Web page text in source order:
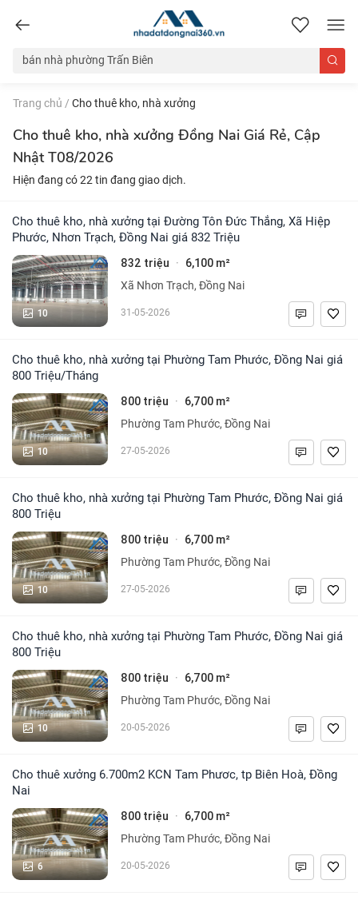
nhadatdongnai360.vn
Trang chủ / Cho thuê kho, nhà xưởng
Cho thuê kho, nhà xưởng Đồng Nai Giá Rẻ, Cập
Nhật T08/2026
Hiện đang có 22 tin đang giao dịch.
Cho thuê kho, nhà xưởng tại Đường Tôn Đức Thắng, Xã Hiệp
Phước, Nhơn Trạch, Đồng Nai giá 832 Triệu
10
832 triệu · 6,100 m²
Xã Nhơn Trạch, Đồng Nai
31-05-2026
Cho thuê kho, nhà xưởng tại Phường Tam Phước, Đồng Nai giá
800 Triệu/Tháng
10
800 triệu · 6,700 m²
Phường Tam Phước, Đồng Nai
27-05-2026
Cho thuê kho, nhà xưởng tại Phường Tam Phước, Đồng Nai giá
800 Triệu
10
800 triệu · 6,700 m²
Phường Tam Phước, Đồng Nai
27-05-2026
Cho thuê kho, nhà xưởng tại Phường Tam Phước, Đồng Nai giá
800 Triệu
10
800 triệu · 6,700 m²
Phường Tam Phước, Đồng Nai
20-05-2026
Cho thuê xưởng 6.700m2 KCN Tam Phươc, tp Biên Hoà, Đồng
Nai
6
800 triệu · 6,700 m²
Phường Tam Phước, Đồng Nai
20-05-2026